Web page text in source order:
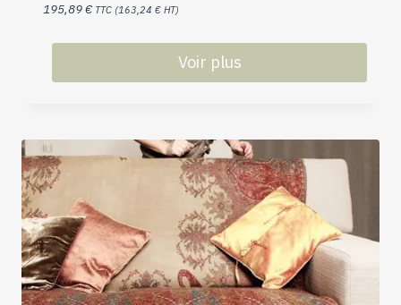
195,89€ TTC (163,24 € HT)
Voir plus